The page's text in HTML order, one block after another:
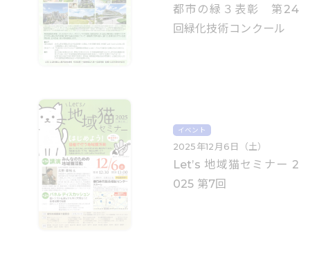
都市の緑３表彰 第24
回緑化技術コンクール
イベント
2025年12月6日（土）
Let’s 地域猫セミナー 2
025 第7回